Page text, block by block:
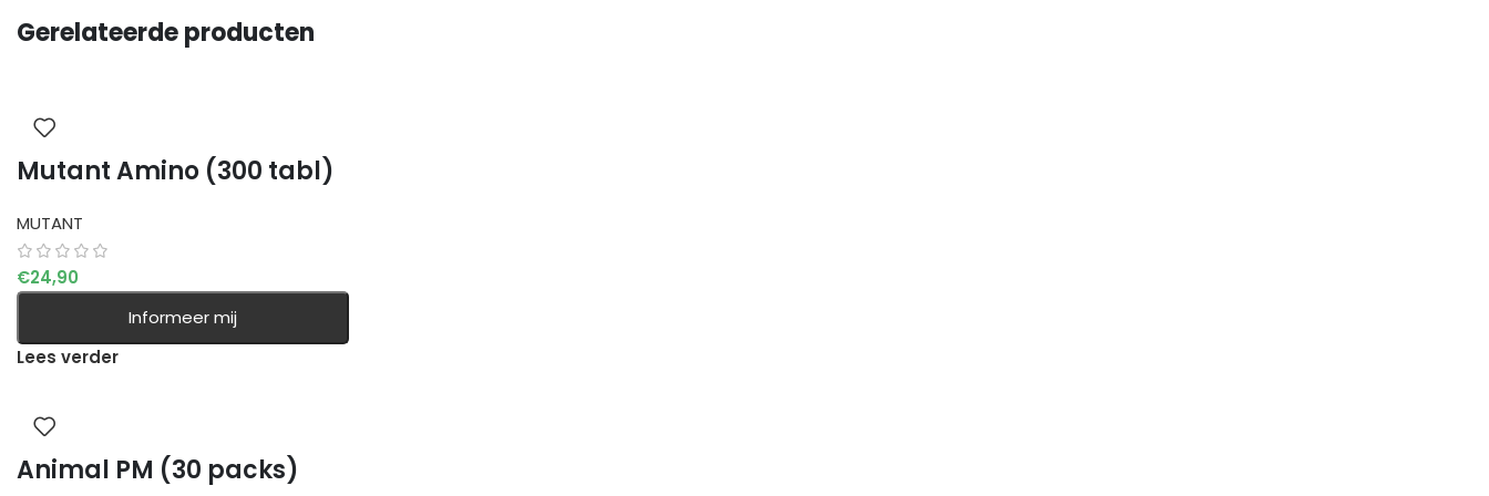
Gerelateerde producten
Mutant Amino (300 tabl)
MUTANT
€24,90
Informeer mij
Lees verder
Animal PM (30 packs)